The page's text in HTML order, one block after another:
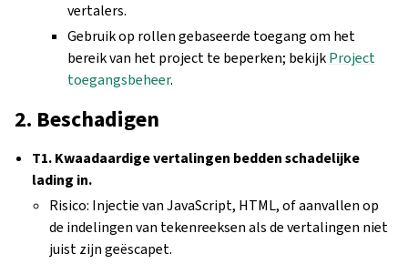
vertalers.
Gebruik op rollen gebaseerde toegang om het
bereik van het project te beperken; bekijkProject
toegangsbeheer.
2. Beschadigen
T1. Kwaadaardige vertalingen bedden schadelijke
lading in.
Risico: Injectie van JavaScript, HTML, of aanvallen op
de indelingen van tekenreeksen als de vertalingen niet
juist zijn geëscapet.